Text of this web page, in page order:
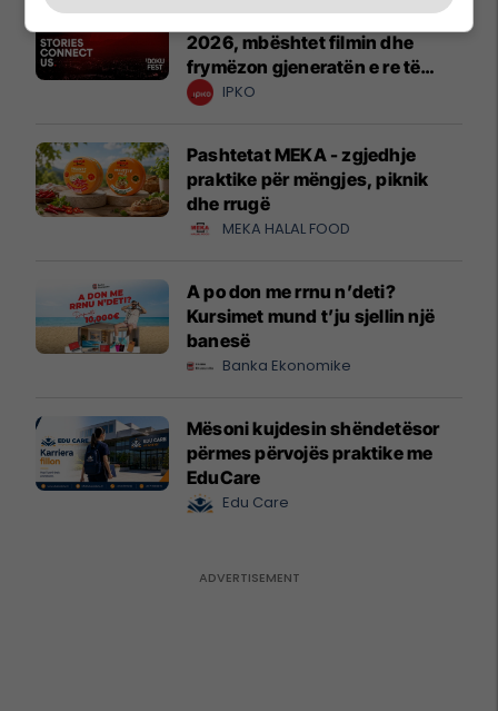
IPKO, Sponsor i Artë i DokuFest
2026, mbështet filmin dhe
frymëzon gjeneratën e re të
krijuesve
IPKO
Pashtetat MEKA - zgjedhje
praktike për mëngjes, piknik
dhe rrugë
MEKA HALAL FOOD
A po don me rrnu n’deti?
Kursimet mund t’ju sjellin një
banesë
Banka Ekonomike
Mësoni kujdesin shëndetësor
përmes përvojës praktike me
EduCare
Edu Care